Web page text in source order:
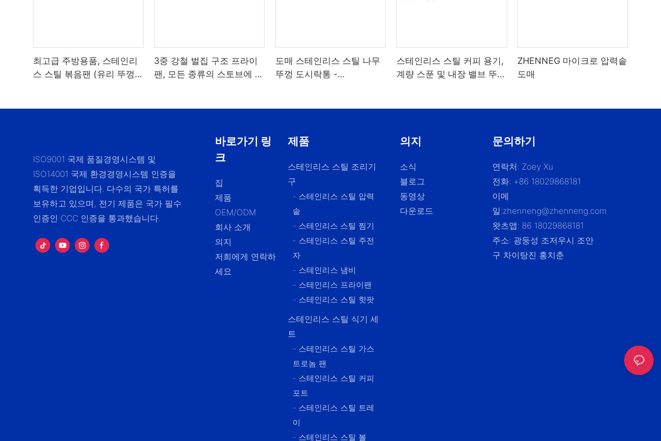
최고급 주방용품, 스테인리
스 스틸 볶음팬 (유리 뚜껑
3중 강철 벌집 구조 프라이
팬, 모든 종류의 스토브에 적
도매 스테인리스 스틸 나무
뚜껑 도시락통 -
스테인리스 스틸 커피 용기,
계량 스푼 및 내장 밸브 뚜껑
ZHENNEG 마이크로 압력솥
도매
ISO9001 국제 품질경영시스템 및
ISO14001 국제 환경경영시스템 인증을
획득한 기업입니다. 다수의 국가 특허를
보유하고 있으며, 전기 제품은 국가 필수
인증인 CCC 인증을 통과했습니다.
바로가기 링
크
집
제품
OEM/ODM
회사 소개
의지
저희에게 연락하
세요
제품
스테인리스 스틸 조리기
구
- 스테인리스 스틸 압력
솥
- 스테인리스 스틸 찜기
- 스테인리스 스틸 주전
자
- 스테인리스 냄비
- 스테인리스 프라이팬
- 스테인리스 스틸 핫팟
스테인리스 스틸 식기 세
트
- 스테인리스 스틸 가스
트로놈 팬
- 스테인리스 스틸 커피
포트
- 스테인리스 스틸 트레
이
- 스테인리스 스틸 볼
의지
소식
블로그
동영상
다운로드
문의하기
연락처: Zoey Xu
전화: +86 18029868181
이메
일:zhenneng@zhenneng.com
왓츠앱: 86 18029868181
주소: 광둥성 조저우시 조안
구 차이탕진 홍치춘